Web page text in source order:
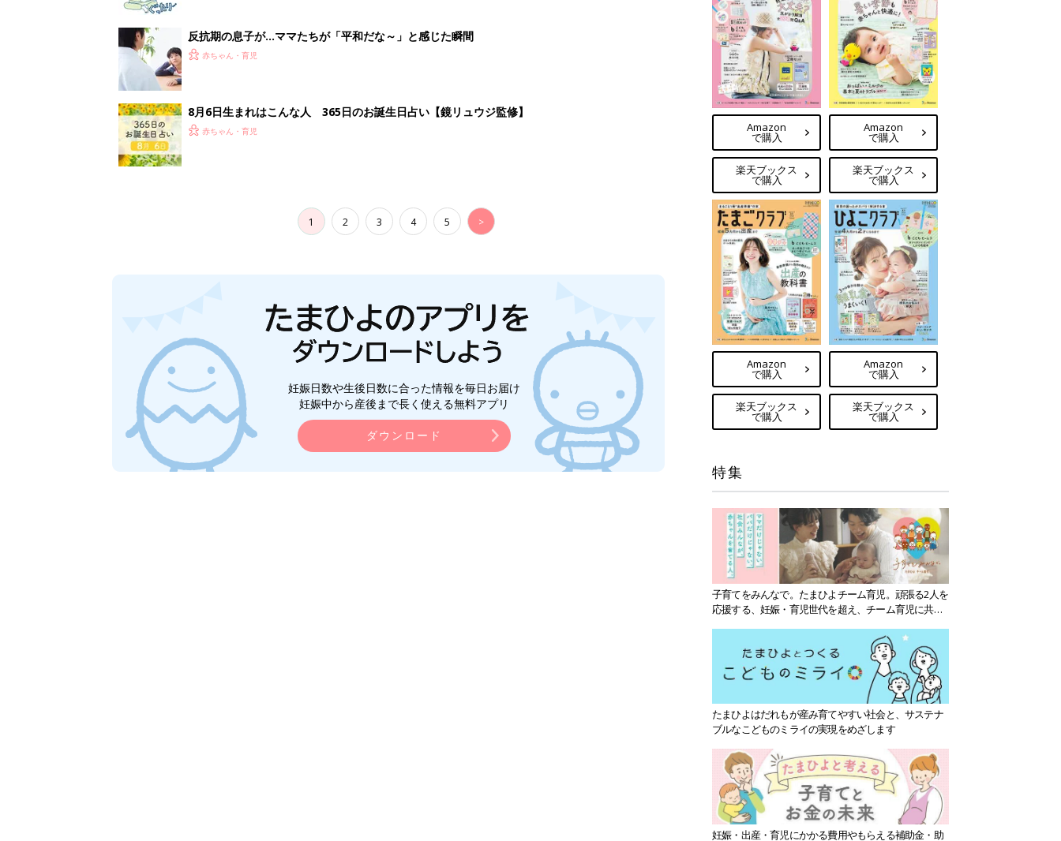
反抗期の息子が...ママたちが「平和だな～」と感じた瞬間
赤ちゃん・育児
8月6日生まれはこんな人 365日のお誕生日占い【鏡リュウジ監修】
赤ちゃん・育児
1 2 3 4 5 >
妊娠日数や生後日数に合った情報を毎日お届け
妊娠中から産後まで長く使える無料アプリ
ダウンロード
Amazon
で購入
楽天ブックス
で購入
Amazon
で購入
楽天ブックス
で購入
Amazon
で購入
楽天ブックス
で購入
Amazon
で購入
楽天ブックス
で購入
特集
子育てをみんなで。たまひよチーム育児。頑張る2人を
応援する、妊娠・育児世代を超え、チーム育児に共感
たまひよはだれもが産み育てやすい社会と、サステナ
ブルなこどものミライの実現をめざします
妊娠・出産・育児にかかる費用やもらえる補助金・助